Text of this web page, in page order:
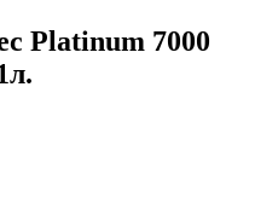
Platinum 7000